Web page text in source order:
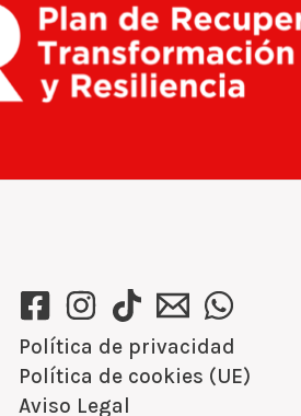
Política de privacidad
Política de cookies (UE)
Aviso Legal